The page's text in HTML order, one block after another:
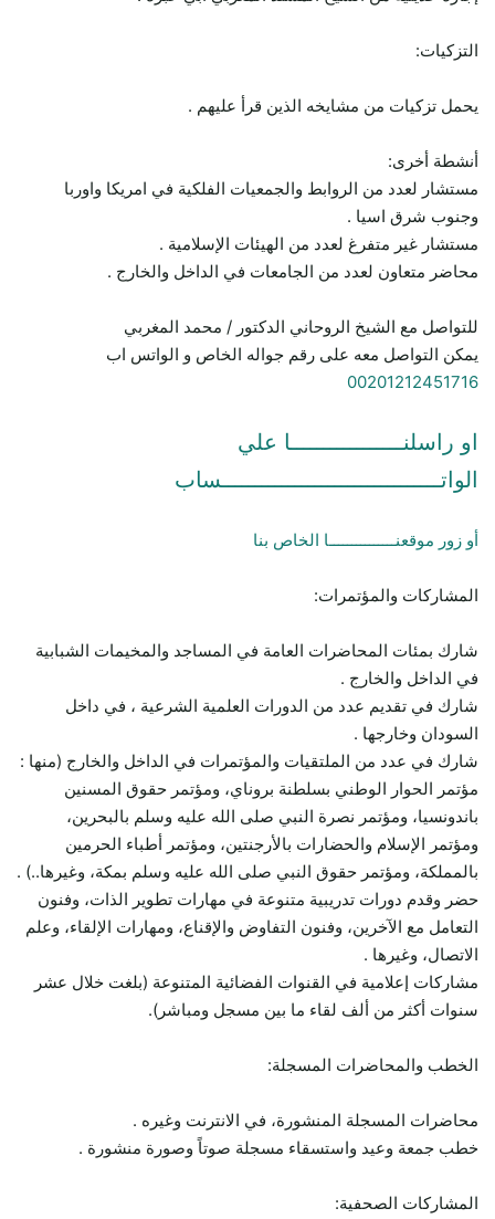
التزكيات:
يحمل تزكيات من مشايخه الذين قرأ عليهم .
أنشطة أخرى:
مستشار لعدد من الروابط والجمعيات الفلكية في امريكا واوربا
وجنوب شرق اسيا .
مستشار غير متفرغ لعدد من الهيئات الإسلامية .
محاضر متعاون لعدد من الجامعات في الداخل والخارج .
للتواصل مع الشيخ الروحاني الدكتور / محمد المغربي
يمكن التواصل معه على رقم جواله الخاص و الواتس اب
00201212451716
او راسلنـــــــــــــــــا علي
الواتـــــــــــــــــــــــــــــــــساب
أو زور موقعنـــــــــــــــا الخاص بنا
المشاركات والمؤتمرات:
شارك بمئات المحاضرات العامة في المساجد والمخيمات الشبابية
في الداخل والخارج .
شارك في تقديم عدد من الدورات العلمية الشرعية ، في داخل
السودان وخارجها .
شارك في عدد من الملتقيات والمؤتمرات في الداخل والخارج (منها :
مؤتمر الحوار الوطني بسلطنة بروناي، ومؤتمر حقوق المسنين
باندونسيا، ومؤتمر نصرة النبي صلى الله عليه وسلم بالبحرين،
ومؤتمر الإسلام والحضارات بالأرجنتين، ومؤتمر أطباء الحرمين
بالمملكة، ومؤتمر حقوق النبي صلى الله عليه وسلم بمكة، وغيرها..) .
حضر وقدم دورات تدريبية متنوعة في مهارات تطوير الذات، وفنون
التعامل مع الآخرين، وفنون التفاوض والإقناع، ومهارات الإلقاء، وعلم
الاتصال، وغيرها .
مشاركات إعلامية في القنوات الفضائية المتنوعة (بلغت خلال عشر
سنوات أكثر من ألف لقاء ما بين مسجل ومباشر).
الخطب والمحاضرات المسجلة:
محاضرات المسجلة المنشورة، في الانترنت وغيره .
خطب جمعة وعيد واستسقاء مسجلة صوتاً وصورة منشورة .
المشاركات الصحفية: